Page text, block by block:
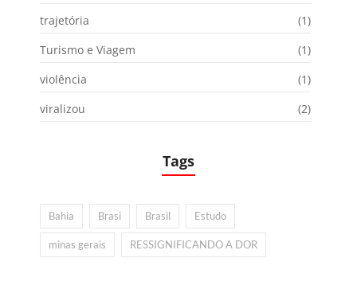
trajetória
(1)
Turismo e Viagem
(1)
violência
(1)
viralizou
(2)
Tags
Bahia Brasi Brasil Estudo
minas gerais RESSIGNIFICANDO A DOR